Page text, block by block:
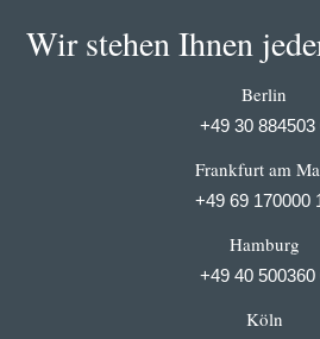
Wir stehen Ihnen
Berlin
+49 30 884503
Frankfurt am
+49 69 170000
Hamburg
+49 40 500360
Köln